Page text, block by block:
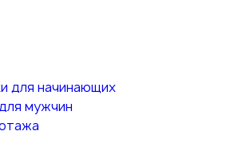
для начинающих
мужчин